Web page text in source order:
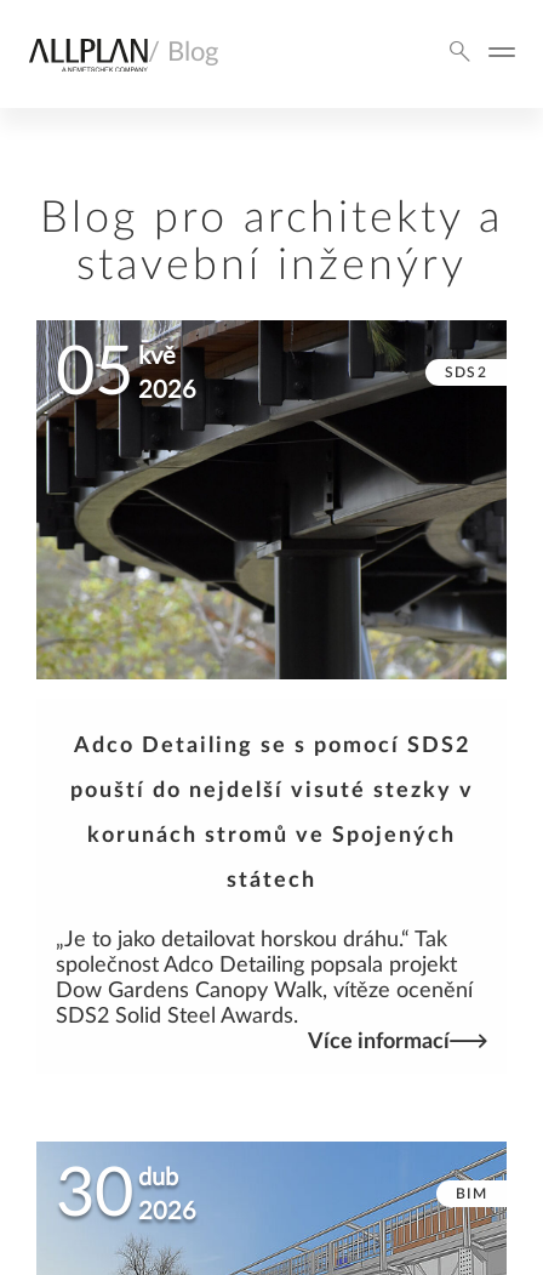
/ Blog
Blog pro architekty a
stavební inženýry
05 kvě
2026
SDS2
Adco Detailing se s pomocí SDS2
pouští do nejdelší visuté stezky v
korunách stromů ve Spojených
státech
„Je to jako detailovat horskou dráhu.“ Tak
společnost Adco Detailing popsala projekt
Dow Gardens Canopy Walk, vítěze ocenění
SDS2 Solid Steel Awards.
Více informací
30 dub
2026
BIM